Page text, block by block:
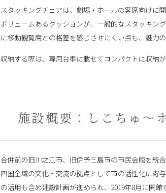
スタッキングチェアは、劇場・ホールの客席向けに
ボリュームあるクッションが、一般的なスタッキン
に移動観覧席との格差を感じさせにくい点も、魅力
収納する際は、専用台車に載せてコンパクトに収納が
施設概要：しこちゅ～
合併前の旧川之江市、旧伊予三島市の市民会館を統
四国全域の文化・交流の拠点として市の活性化に寄
の活用も含め建設計画が進められ、2019年8月に開館